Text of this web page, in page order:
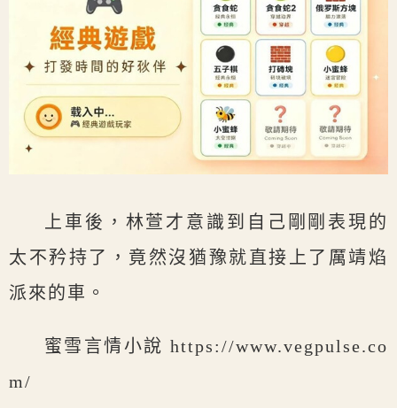
上車後，林萱才意識到自己剛剛表現的
太不矜持了，竟然沒猶豫就直接上了厲靖焰
派來的車。
蜜雪言情小說 https://www.vegpulse.co
m/